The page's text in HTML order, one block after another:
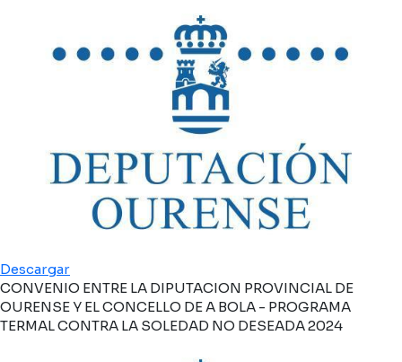
Descargar
CONVENIO ENTRE LA DIPUTACION PROVINCIAL DE
OURENSE Y EL CONCELLO DE A BOLA - PROGRAMA
TERMAL CONTRA LA SOLEDAD NO DESEADA 2024